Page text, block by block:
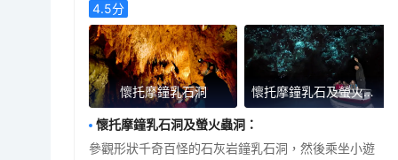
4.5分
懷托摩鐘乳石洞 懷托摩鐘乳石及螢火蟲洞
懷托摩鐘乳石洞及螢火蟲洞 ：
參觀形狀千奇百怪的石灰岩鐘乳石洞，然後乘坐小遊